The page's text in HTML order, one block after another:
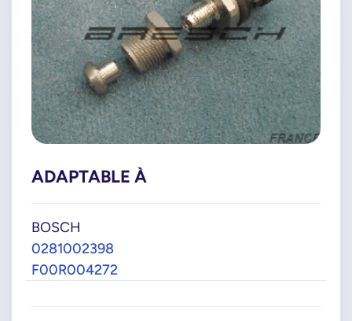
ADAPTABLE À
BOSCH
0281002398
F00R004272